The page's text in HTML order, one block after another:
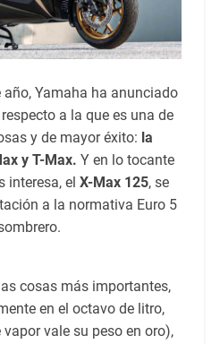
Yamaha ha anunciado
a la que es una de
y de mayor éxito: la
y T-Max. Y en lo tocante
interesa, el X-Max 125, se
a la normativa Euro 5
cosas más importantes,
en el octavo de litro,
vale su peso en oro),